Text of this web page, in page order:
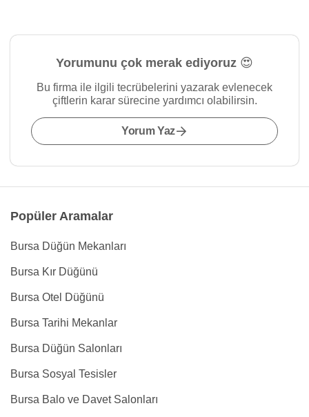
Yorumunu çok merak ediyoruz 😍
Bu firma ile ilgili tecrübelerini yazarak evlenecek
çiftlerin karar sürecine yardımcı olabilirsin.
Yorum Yaz
Popüler Aramalar
Bursa Düğün Mekanları
Bursa Kır Düğünü
Bursa Otel Düğünü
Bursa Tarihi Mekanlar
Bursa Düğün Salonları
Bursa Sosyal Tesisler
Bursa Balo ve Davet Salonları